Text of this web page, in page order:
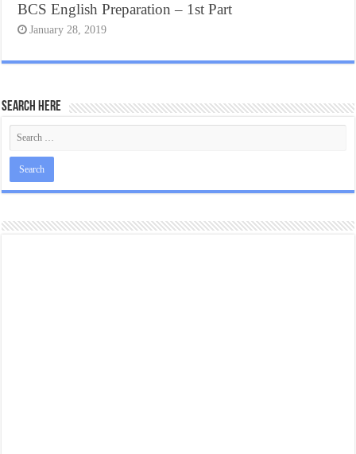
BCS English Preparation – 1st Part
January 28, 2019
Search Here